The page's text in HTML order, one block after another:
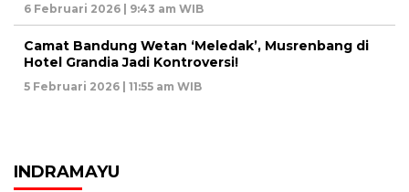
6 Februari 2026 | 9:43 am WIB
Camat Bandung Wetan ‘Meledak’, Musrenbang di
Hotel Grandia Jadi Kontroversi!
5 Februari 2026 | 11:55 am WIB
INDRAMAYU